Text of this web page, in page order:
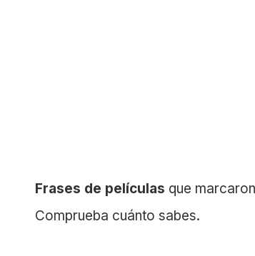
Frases de películas que
Comprueba cuánto sabes.